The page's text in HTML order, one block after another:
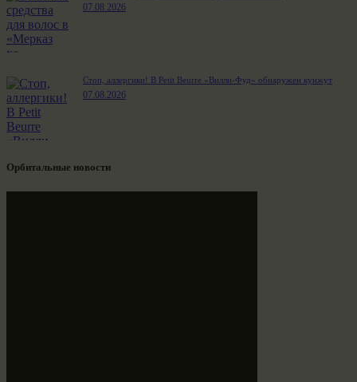
07.08.2026
Стоп, аллергики! В Petit Beurre «Вилли-Фуд» обнаружен кунжут
07.08.2026
Орбитальные новости